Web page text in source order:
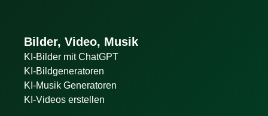
Bilder, Video, Musik
KI-Bilder mit ChatGPT
KI-Bildgeneratoren
KI-Musik Generatoren
KI-Videos erstellen